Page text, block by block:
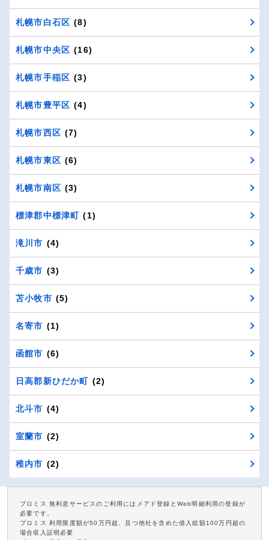
札幌市白石区 (8)
札幌市中央区 (16)
札幌市手稲区 (3)
札幌市豊平区 (4)
札幌市西区 (7)
札幌市東区 (6)
札幌市南区 (3)
標津郡中標津町 (1)
滝川市 (4)
千歳市 (3)
苫小牧市 (5)
名寄市 (1)
函館市 (6)
日高郡新ひだか町 (2)
北斗市 (4)
室蘭市 (2)
稚内市 (2)
プロミス 無利息サービスのご利用にはメアド登録とWeb明細利用の登録が
必要です。
プロミス 利用限度額が50万円超、且つ他社を含めた借入総額100万円超の
場合収入証明必要